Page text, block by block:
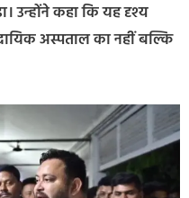
उन्होंने कहा कि यह दृश्य
अस्पताल का नहीं बल्कि